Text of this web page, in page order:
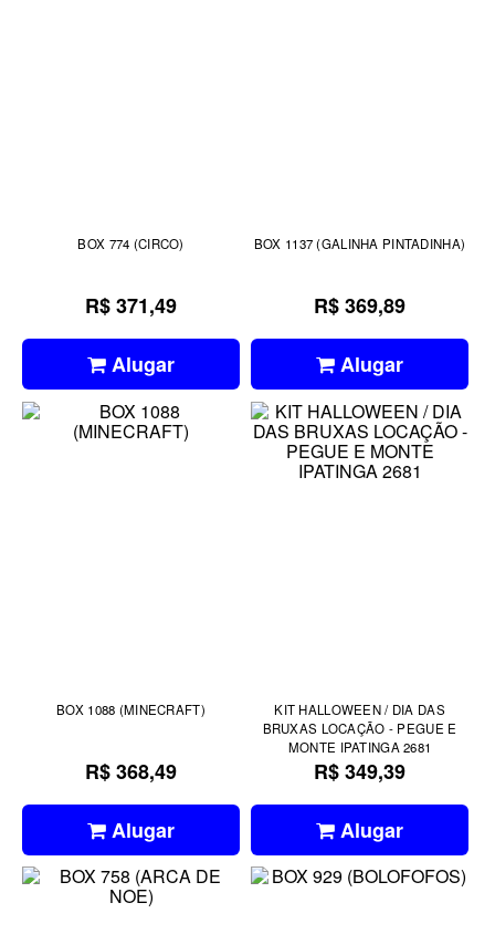
BOX 774 (CIRCO)
R$ 371,49
Alugar
BOX 1137 (GALINHA PINTADINHA)
R$ 369,89
Alugar
BOX 1088 (MINECRAFT)
R$ 368,49
Alugar
KIT HALLOWEEN / DIA DAS
BRUXAS LOCAÇÃO - PEGUE E
MONTE IPATINGA 2681
R$ 349,39
Alugar